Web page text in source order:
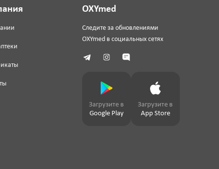
OXYmed
Следите за обновлениями
OXYmed в социальных сетях
Загрузите в
Google Play
Загрузите в
App Store